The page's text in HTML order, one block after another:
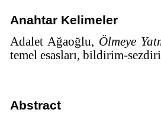
Anahtar Kelimeler
Adalet Ağaoğlu, Ölmeye
temel esasları, bildirim-
Abstract